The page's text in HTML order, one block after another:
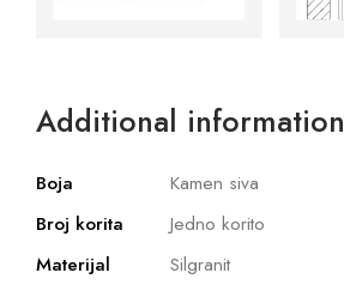
Additional information
Boja
Kamen siva
Broj korita
Jedno korito
Materijal
Silgranit